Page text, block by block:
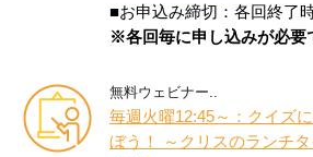
■お申込み締切：各回終了
※各回毎に申し込みが必要
無料ウェビナー..
毎週火曜12:45～：クイズ
ぼう！ ～クリスのランチ